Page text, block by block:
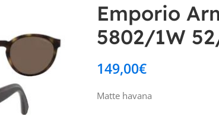
Emporio
5802/1W
149,00€
Matte havana